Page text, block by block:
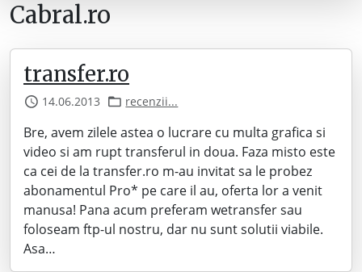
Cabral.ro
transfer.ro
14.06.2013 recenzii...
Bre, avem zilele astea o lucrare cu multa grafica si
video si am rupt transferul in doua. Faza misto este
ca cei de la transfer.ro m-au invitat sa le probez
abonamentul Pro* pe care il au, oferta lor a venit
manusa! Pana acum preferam wetransfer sau
foloseam ftp-ul nostru, dar nu sunt solutii viabile.
Asa…